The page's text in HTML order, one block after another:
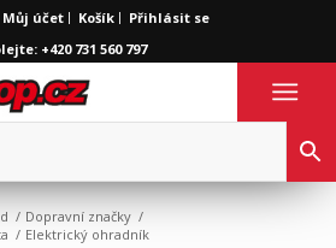
Můj účet Košík
Přihlásit se
+420 731 560 797
/ Dopravní značky /
/ Elektrický ohradník